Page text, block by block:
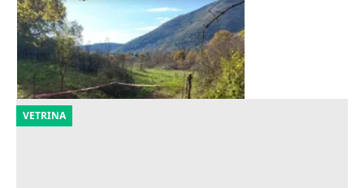
Itri (Latina)
Offerta minima
363.558 €
25/09/2026
VETRINA